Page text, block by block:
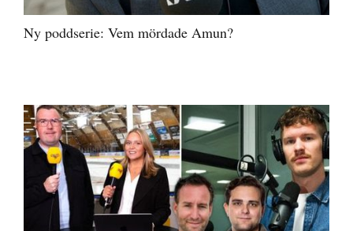
Ny poddserie: Vem mördade Amun?